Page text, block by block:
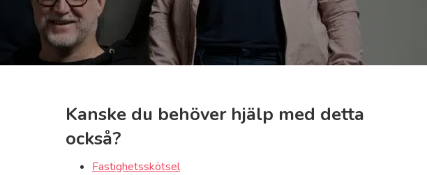
Kanske du behöver hjälp med detta
också?
Fastighetsskötsel